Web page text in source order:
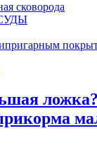
сковорода